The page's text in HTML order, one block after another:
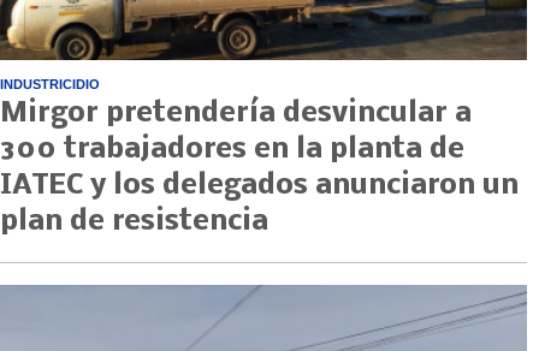
INDUSTRICIDIO
Mirgor pretendería desvincular a
300 trabajadores en la planta de
IATEC y los delegados anunciaron un
plan de resistencia